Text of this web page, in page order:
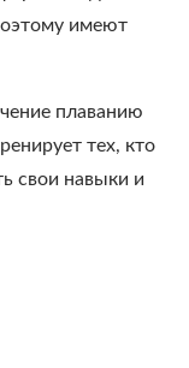
имеют
плаванию
тех, кто
свои навыки и